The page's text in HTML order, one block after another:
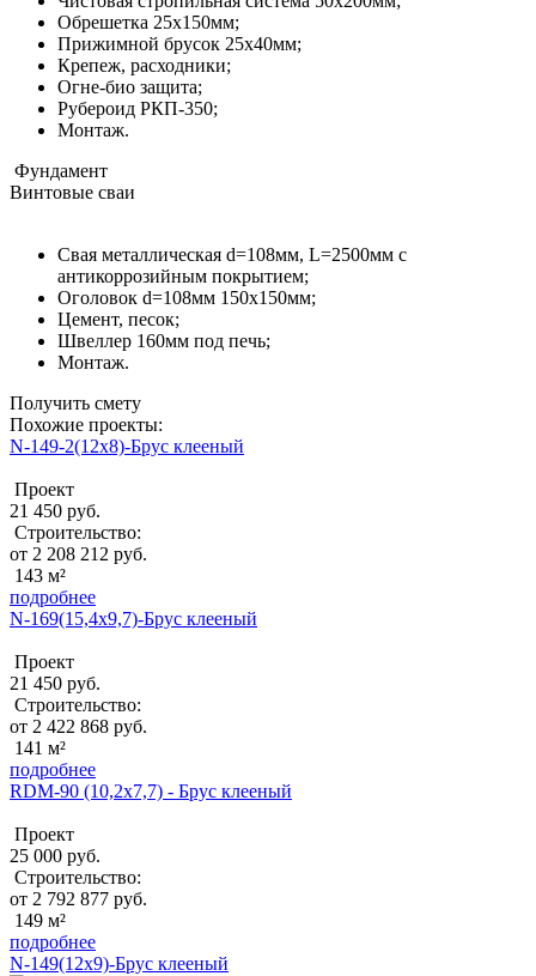
Обрешетка 25х150мм;
Прижимной брусок 25х40мм;
Крепеж, расходники;
Огне-био защита;
Рубероид РКП-350;
Монтаж.
Фундамент
Винтовые сваи
Свая металлическая d=108мм, L=2500мм с
антикоррозийным покрытием;
Оголовок d=108мм 150x150мм;
Цемент, песок;
Швеллер 160мм под печь;
Монтаж.
Получить смету
Похожие проекты:
N-149-2(12x8)-Брус клееный
Проект
21 450 руб.
Строительство:
от 2 208 212 руб.
143 м²
подробнее
N-169(15,4x9,7)-Брус клееный
Проект
21 450 руб.
Строительство:
от 2 422 868 руб.
141 м²
подробнее
RDM-90 (10,2x7,7) - Брус клееный
Проект
25 000 руб.
Строительство:
от 2 792 877 руб.
149 м²
подробнее
N-149(12x9)-Брус клееный